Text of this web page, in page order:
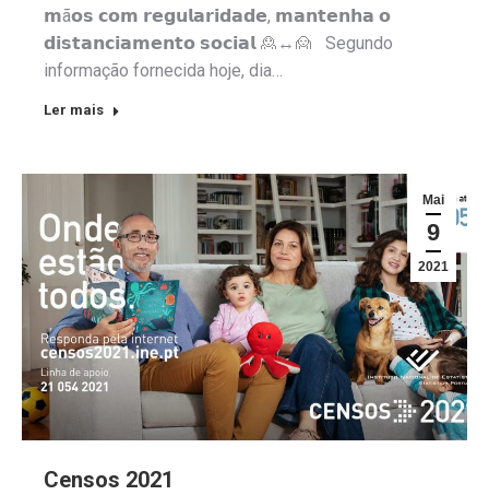
𝗺ã𝗼𝘀 𝗰𝗼𝗺 𝗿𝗲𝗴𝘂𝗹𝗮𝗿𝗶𝗱𝗮𝗱𝗲, 𝗺𝗮𝗻𝘁𝗲𝗻𝗵𝗮 𝗼
𝗱𝗶𝘀𝘁𝗮𝗻𝗰𝗶𝗮𝗺𝗲𝗻𝘁𝗼 𝘀𝗼𝗰𝗶𝗮𝗹 🙎↔️🙍 Segundo
informação fornecida hoje, dia…
Ler mais
Mai
9
2021
Censos 2021